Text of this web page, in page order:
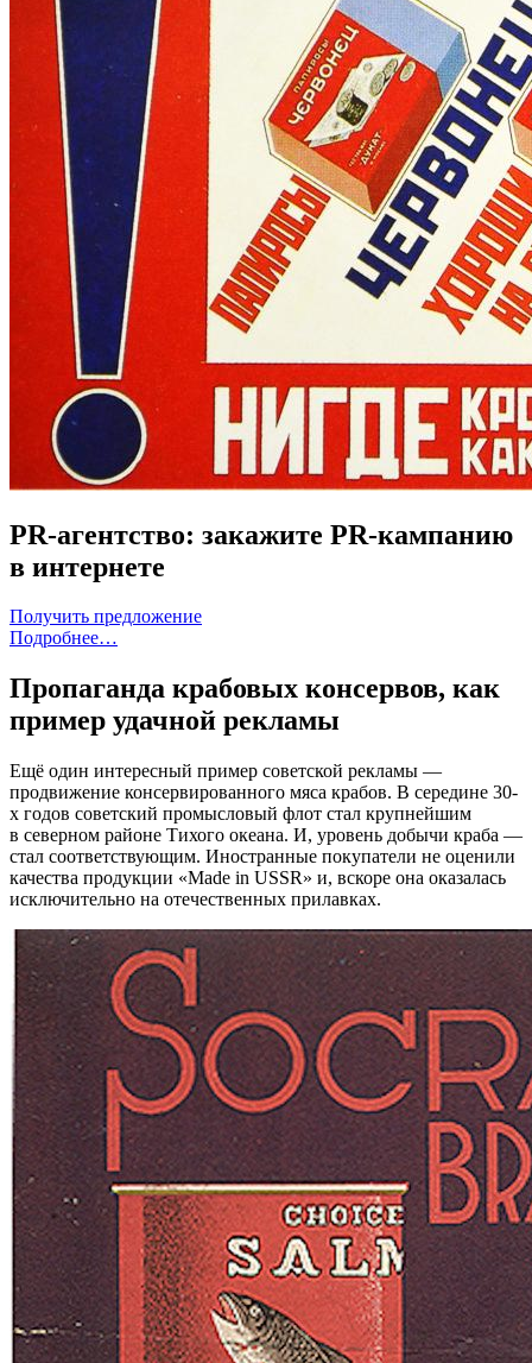
PR-агентство: закажите PR-кампанию
в интернете
Получить предложение
Подробнее…
Пропаганда крабовых консервов, как
пример удачной рекламы
Ещё один интересный пример советской рекламы —
продвижение консервированного мяса крабов. В середине 30-
х годов советский промысловый флот стал крупнейшим
в северном районе Тихого океана. И, уровень добычи краба —
стал соответствующим. Иностранные покупатели не оценили
качества продукции «Made in USSR» и, вскоре она оказалась
исключительно на отечественных прилавках.